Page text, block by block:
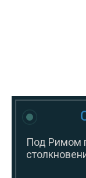
Под Римом